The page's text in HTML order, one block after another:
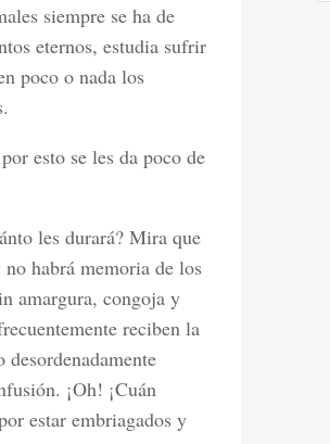
siempre se ha de
eternos, estudia sufrir
poco o nada los
esto se les da poco de
les durará? Mira que
habrá memoria de los
amargura, congoja y
reciben la
¡Oh! ¡Cuán
estar embriagados y